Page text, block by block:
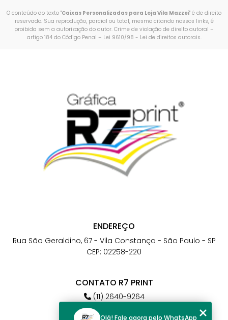
O conteúdo do texto "Caixas Personalizadas para Loja Vila Mazzei" é de direito
reservado. Sua reprodução, parcial ou total, mesmo citando nossos links, é
proibida sem a autorização do autor. Crime de violação de direito autoral –
artigo 184 do Código Penal – Lei 9610/98 - Lei de direitos autorais.
ENDEREÇO
Rua São Geraldino, 67 - Vila Constança - São Paulo - SP
CEP: 02258-220
CONTATO R7 PRINT
(11) 2640-9264
(11) 98784-6664
Olá! Fale agora pelo WhatsApp